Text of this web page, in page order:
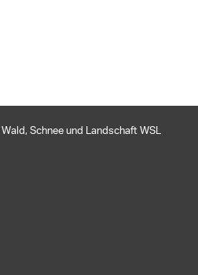
Schnee und Landschaft WSL